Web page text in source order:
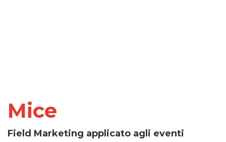
Mice
Field Marketing applicato agli eventi